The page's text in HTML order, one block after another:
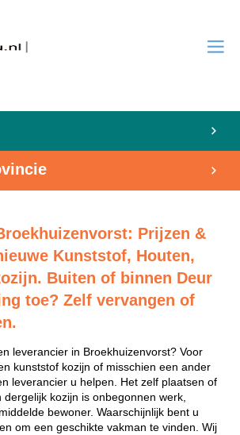
Prijzen &
Kunststof, Houten,
Buiten of binnen Deur
toe? Zelf vervangen of
leverancier in Broekhuizenvorst? Voor
kunststof kozijn of misschien een ander
leverancier u helpen. Het zelf plaatsen of
kozijn is onbegonnen werk,
bewoner. Waarschijnlijk bent u
om een geschikte vakman te vinden. Wij